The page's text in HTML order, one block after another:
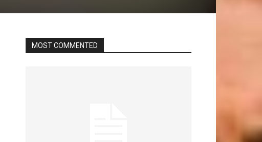
MOST COMMENTED